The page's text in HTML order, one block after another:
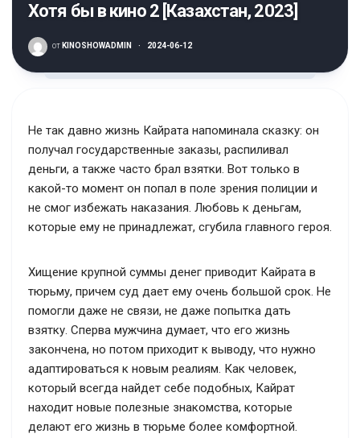
Хотя бы в кино 2 [Казахстан, 2023]
от KINOSHOWADMIN · 2024-06-12
Не так давно жизнь Кайрата напоминала сказку: он
получал государственные заказы, распиливал
деньги, а также часто брал взятки. Вот только в
какой-то момент он попал в поле зрения полиции и
не смог избежать наказания. Любовь к деньгам,
которые ему не принадлежат, сгубила главного героя.
Хищение крупной суммы денег приводит Кайрата в
тюрьму, причем суд дает ему очень большой срок. Не
помогли даже не связи, не даже попытка дать
взятку. Сперва мужчина думает, что его жизнь
закончена, но потом приходит к выводу, что нужно
адаптироваться к новым реалиям. Как человек,
который всегда найдет себе подобных, Кайрат
находит новые полезные знакомства, которые
делают его жизнь в тюрьме более комфортной.